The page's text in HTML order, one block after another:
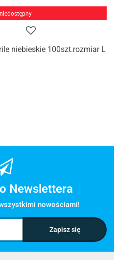
niebieskie 100szt.rozmiar L
Newslettera
nowościami!